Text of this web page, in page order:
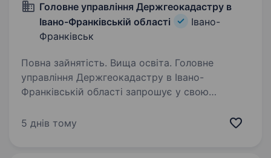
Головне управління Держгеокадастру в
Івано-Франківській області
Івано-
Франківськ
Повна зайнятість. Вища освіта. Головне
управління Держгеокадастру в Івано-
Франківській області запрошує у свою
головний спеціаліст відділу управління
5 днів тому